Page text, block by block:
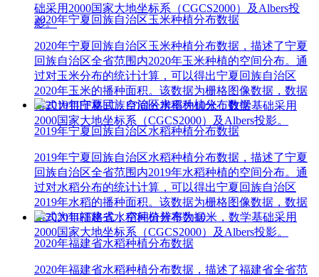
础采用2000国家大地坐标系（CGCS2000）及Albers投
影。
2020年宁夏回族自治区玉米种植分布数据
2020年宁夏回族自治区玉米种植分布数据，描述了宁夏
回族自治区全省范围内2020年玉米种植的空间分布。通
过对玉米分布的统计计算，可以得出宁夏回族自治区
2020年玉米的播种面积。该数据为栅格图像数据，数据
格式为TIFF格式，空间分辨率为10米，数学基础采用
2000国家大地坐标系（CGCS2000）及Albers投影。
2019年宁夏回族自治区水稻种植分布数据
2019年宁夏回族自治区水稻种植分布数据，描述了宁夏
回族自治区全省范围内2019年水稻种植的空间分布。通
过对水稻分布的统计计算，可以得出宁夏回族自治区
2019年水稻的播种面积。该数据为栅格图像数据，数据
格式为TIFF格式，空间分辨率为10米，数学基础采用
2000国家大地坐标系（CGCS2000）及Albers投影。
2020年福建省水稻种植分布数据
2020年福建省水稻种植分布数据，描述了福建省全省范